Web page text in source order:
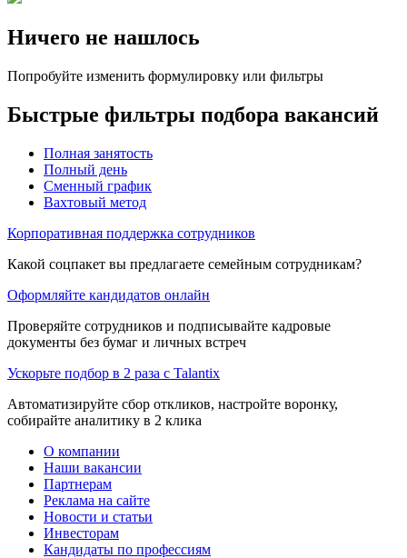
Ничего не нашлось
Попробуйте изменить формулировку или фильтры
Быстрые фильтры подбора вакансий
Полная занятость
Полный день
Сменный график
Вахтовый метод
Корпоративная поддержка сотрудников
Какой соцпакет вы предлагаете семейным сотрудникам?
Оформляйте кандидатов онлайн
Проверяйте сотрудников и подписывайте кадровые
документы без бумаг и личных встреч
Ускорьте подбор в 2 раза с Talantix
Автоматизируйте сбор откликов, настройте воронку,
собирайте аналитику в 2 клика
О компании
Наши вакансии
Партнерам
Реклама на сайте
Новости и статьи
Инвесторам
Кандидаты по профессиям